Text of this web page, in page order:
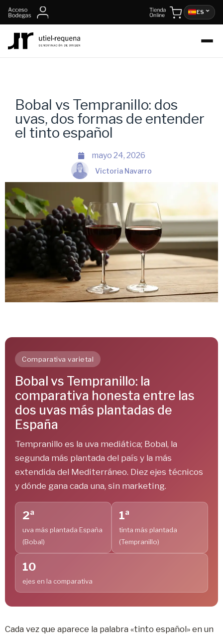
ES
Bobal vs Tempranillo: dos
uvas, dos formas de entender
el tinto español
mayo 24, 2026
Victoria Navarro
Comparativa varietal
Bobal vs Tempranillo: la
comparativa honesta entre las
dos uvas más plantadas de
España
Tempranillo es la uva mediática; Bobal, la
segunda más plantada del país y la más
extendida del Mediterráneo. Diez ejes técnicos
y dónde gana cada una, sin marketing.
2ª
uva más plantada España
(Bobal)
1ª
tinta más plantada
(Tempranillo)
10
ejes en la comparativa
Cada vez que aparece la palabra «tinto español» en un